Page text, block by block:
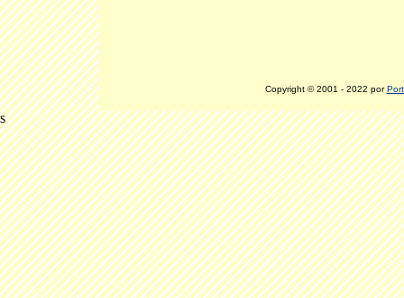
Copyright © 2001 - 2022 por
s